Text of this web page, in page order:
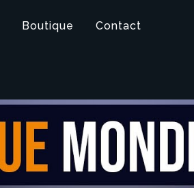
Boutique Contact